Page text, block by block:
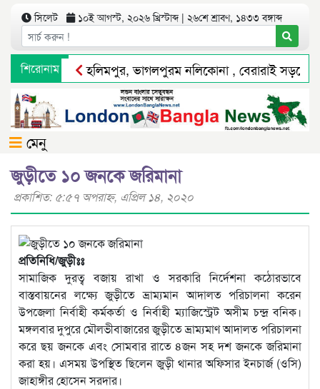
সিলেট ১০ই আগস্ট, ২০২৬ খ্রিস্টাব্দ | ২৬শে শ্রাবণ, ১৪৩৩ বঙ্গাব্দ
শিরোনাম
হলিমপুর, ভাগলপুরম নলিকোনা , বেরারাই সড়কে
অপরাধ দমন ও কর্মদক্ষতায় সিলেট রেঞ্জের শ্রেষ্ঠ
মেনু
জুড়ীতে ১০ জনকে জরিমানা
প্রকাশিত: ৫:৫৭ অপরাহ্ণ, এপ্রিল ১৪, ২০২০
প্রতিনিধি/জুড়ীঃঃ
সামাজিক দুরত্ব বজায় রাখা ও সরকারি নির্দেশনা কঠোরভাবে
বাস্তবায়নের লক্ষ্যে জুড়ীতে ভ্রাম্যমান আদালত পরিচালনা করেন
উপজেলা নির্বাহী কর্মকর্তা ও নির্বাহী ম্যাজিস্ট্রেট অসীম চন্দ্র বনিক।
মঙ্গলবার দুপুরে মৌলভীবাজারের জুড়ীতে ভ্রাম্যমাণ আদালত পরিচালনা
করে ছয় জনকে এবং সোমবার রাতে ৪জন সহ দশ জনকে জরিমানা
করা হয়। এসময় উপস্থিত ছিলেন জুড়ী থানার অফিসার ইনচার্জ (ওসি)
জাহাঙ্গীর হোসেন সরদার।